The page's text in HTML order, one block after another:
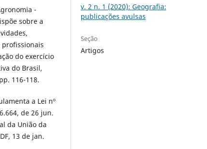
-
sobre a
profissionais
do exercício
do Brasil,
116-118.
a Lei nº
de 26 jun.
da União da
13 de jan.
v. 2 n. 1 (2020): Geografia:
publicações avulsas
Seção
Artigos